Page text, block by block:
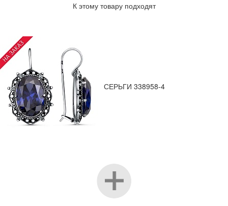
К этому товару подходят
СЕРЬГИ 338958-4